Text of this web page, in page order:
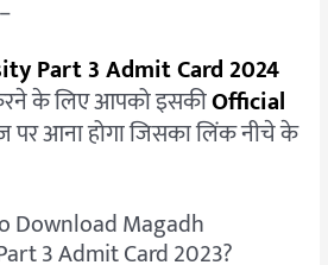
Part 3 Admit Card 2024
के लिए आपको इसकीOfficial
पर आना होगा जिसका लिंक नीचे के